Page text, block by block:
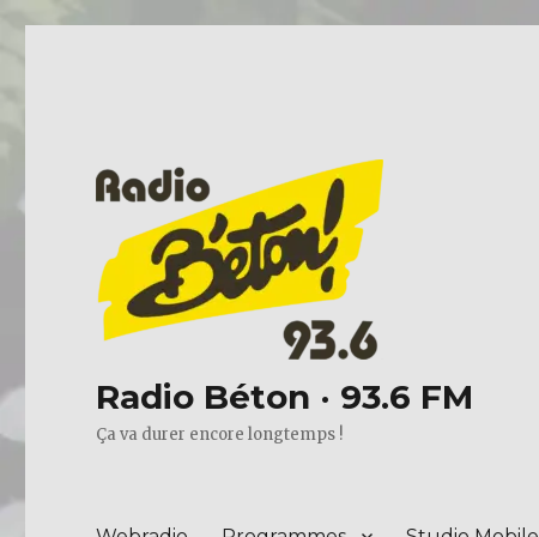
Radio Béton · 93.6 FM
Ça va durer encore longtemps !